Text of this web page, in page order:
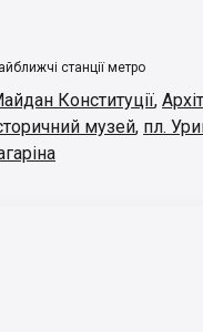
станції метро
Конституції,
музей, пл.